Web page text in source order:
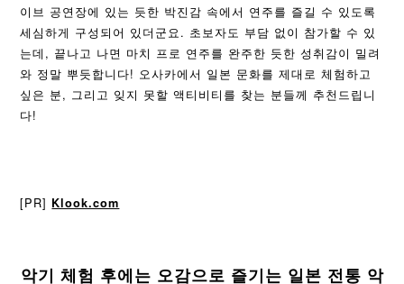
이브 공연장에 있는 듯한 박진감 속에서 연주를 즐길 수 있도록
세심하게 구성되어 있더군요. 초보자도 부담 없이 참가할 수 있
는데, 끝나고 나면 마치 프로 연주를 완주한 듯한 성취감이 밀려
와 정말 뿌듯합니다! 오사카에서 일본 문화를 제대로 체험하고
싶은 분, 그리고 잊지 못할 액티비티를 찾는 분들께 추천드립니
다!
[PR] Klook.com
악기 체험 후에는 오감으로 즐기는 일본 전통 악